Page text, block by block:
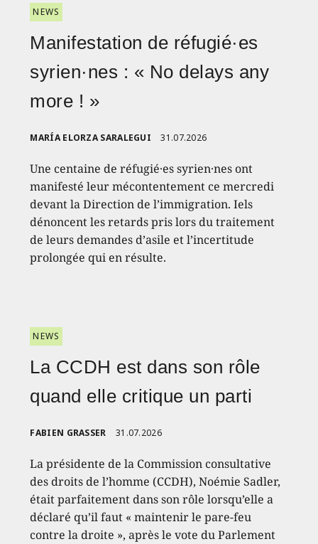
NEWS
Manifestation de réfugié·es
syrien·nes : « No delays any
more ! »
MARÍA ELORZA SARALEGUI 31.07.2026
Une centaine de réfugié·es syrien·nes ont
manifesté leur mécontentement ce mercredi
devant la Direction de l’immigration. Iels
dénoncent les retards pris lors du traitement
de leurs demandes d’asile et l’incertitude
prolongée qui en résulte.
NEWS
La CCDH est dans son rôle
quand elle critique un parti
FABIEN GRASSER 31.07.2026
La présidente de la Commission consultative
des droits de l’homme (CCDH), Noémie Sadler,
était parfaitement dans son rôle lorsqu’elle a
déclaré qu’il faut « maintenir le pare-feu
contre la droite », après le vote du Parlement